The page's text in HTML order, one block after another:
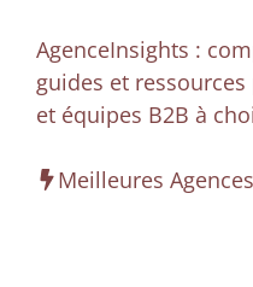
AgenceInsights :
guides et
et équipes B2B à
Meilleures